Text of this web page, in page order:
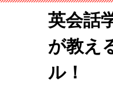
英会話
が教え
ル！